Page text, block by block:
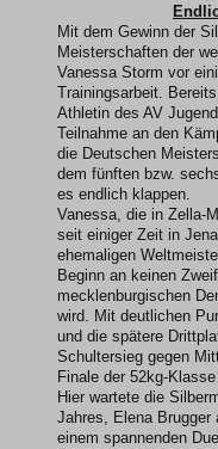
Mit dem Gewinn der
Meisterschaften der
Vanessa Storm vor
Trainingsarbeit.
Athletin des AV
Teilnahme an den
die Deutschen
dem fünften bzw.
es endlich klappen.
Vanessa, die in Zella-
seit einiger Zeit in
ehemaligen
Beginn an keinen
mecklenburgischen
wird. Mit deutlichen
und die spätere
Schultersieg gegen
Finale der 52kg-Klasse
Hier wartete die
Jahres, Elena Brugger
einem spannenden